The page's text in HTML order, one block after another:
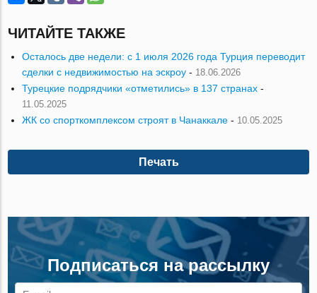
ЧИТАЙТЕ ТАКЖЕ
Осталось две недели: с 1 июля 2026 года Турция переводит
сделки с недвижимостью на эскроу - 18.06.2026
Турецкие подрядчики «отметились» в 137 странах -
11.05.2025
ЖК со спорткомплексом строят в Чанаккале - 10.05.2025
Печать
Подписаться на рассылку